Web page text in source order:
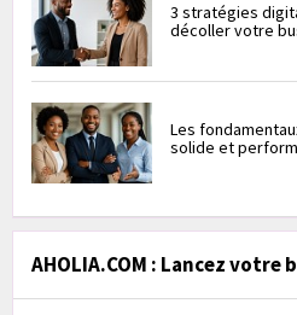
3 stratégies
décoller votre
Les
solide et
AHOLIA.COM : Lancez votre